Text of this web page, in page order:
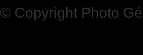
© Copyright Photo